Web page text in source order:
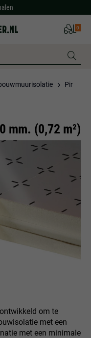
0
Pir
om te
met een
met een minimale
mm. (0,72 m²)